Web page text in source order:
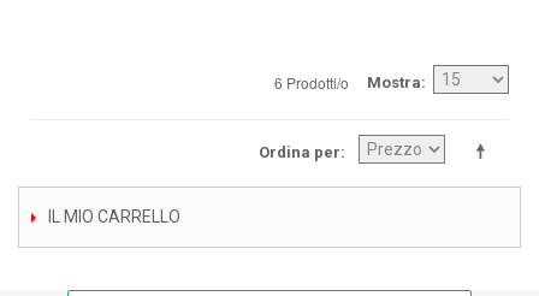
6 Prodotti/o Mostra
Ordina per
IL MIO CARRELLO